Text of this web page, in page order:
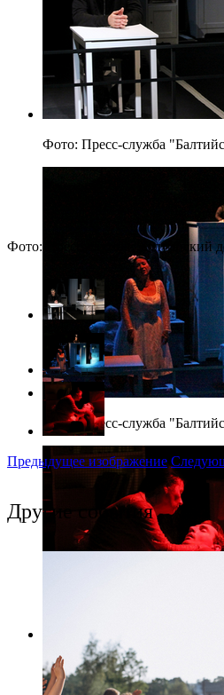
Фото: Пресс-служба
Фото: Пресс-служба
Фото: Пресс-служба
Фото: Пресс-служба "Балтийский
Предыдущее изображение
Другие события